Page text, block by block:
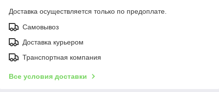
Доставка осуществляется только по предоплате.
Самовывоз
Доставка курьером
Транспортная компания
Все условия доставки